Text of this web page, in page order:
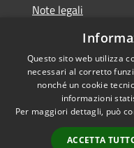
Note legali
Dichiarazione di
Accessibilità
Questo sito web utilizza
necessari al corretto
nonché un cookie
informazioni
Per maggiori dettagli, può
ACCETTA